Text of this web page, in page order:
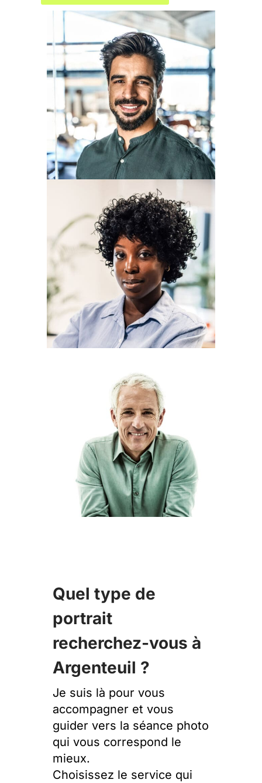
Quel type de
portrait
recherchez-vous à
Argenteuil ?
Je suis là pour vous
accompagner et vous
guider vers la séance photo
qui vous correspond le
mieux.
Choisissez le service qui